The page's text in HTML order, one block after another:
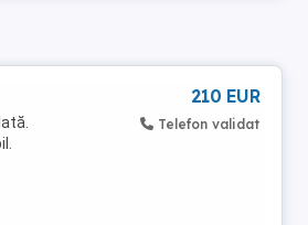
210 EUR
Telefon validat